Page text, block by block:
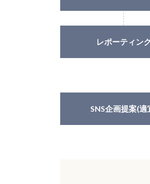
レポーティン
SNS企画提案(適